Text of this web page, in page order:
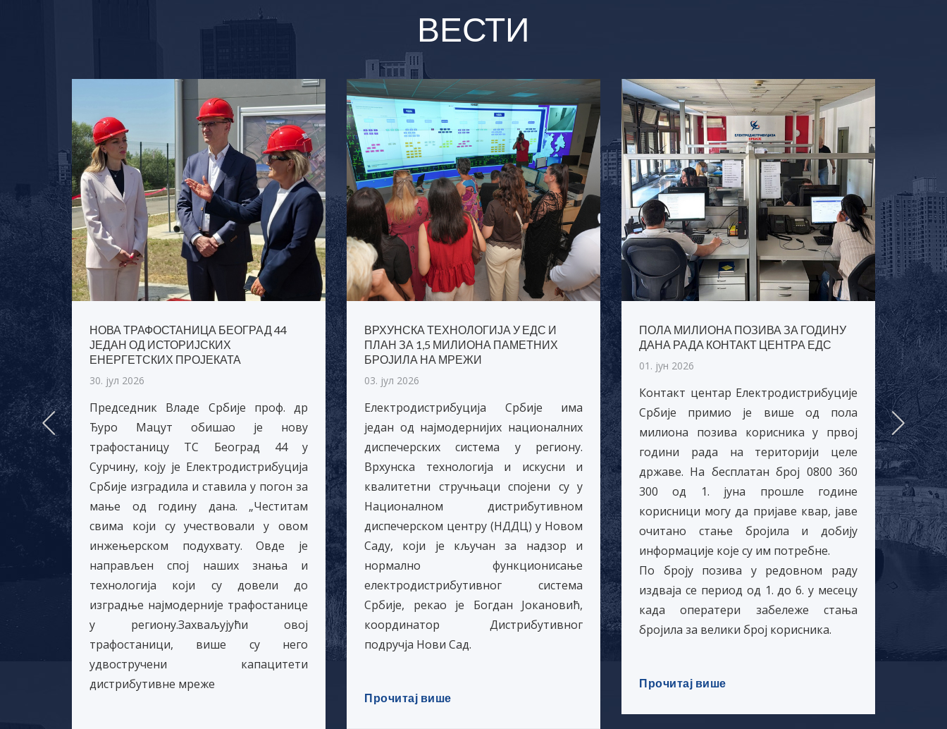
ВЕСТИ
28.
да
НОВА ТРАФОСТАНИЦА БЕОГРАД 44
ЈЕДАН ОД ИСТОРИЈСКИХ
ЕНЕРГЕТСКИХ ПРОЈЕКАТА
30. јул 2026
Председник Владе Србије проф. др
Ђуро Мацут обишао је нову
трафостаницу ТС Београд 44 у
Сурчину, коју је Електродистрибуција
Србије изградила и ставила у погон за
мање од годину дана. „Честитам
свима који су учествовали у овом
инжењерском подухвату. Овде је
направљен спој наших знања и
технологија који су довели до
изградње најмодерније трафостанице
у региону.Захваљујући овој
трафостаници, више су него
удвостручени капацитети
дистрибутивне мреже
ВРХУНСКА ТЕХНОЛОГИЈА У ЕДС И
ПЛАН ЗА 1,5 МИЛИОНА ПАМЕТНИХ
БРОЈИЛА НА МРЕЖИ
03. јул 2026
Електродистрибуција Србије има
један од најмодернијих националних
диспечерских система у региону.
Врхунска технологија и искусни и
квалитетни стручњаци спојени су у
Националном дистрибутивном
диспечерском центру (НДДЦ) у Новом
Саду, који је кључан за надзор и
нормално функционисање
електродистрибутивног система
Србије, рекао је Богдан Јокановић,
координатор Дистрибутивног
подручја Нови Сад.
Прочитај више
ПОЛА МИЛИОНА ПОЗИВА ЗА ГОДИНУ
ДАНА РАДА КОНТАКТ ЦЕНТРА ЕДС
01. јун 2026
Контакт центар Електродистрибуције
Србије примио је више од пола
милиона позива корисника у првој
години рада на територији целе
државе. На бесплатан број 0800 360
300 од 1. јуна прошле године
корисници могу да пријаве квар, јаве
очитано стање бројила и добију
информације које су им потребне.
По броју позива у редовном раду
издваја се период од 1. до 6. у месецу
када оператери забележе стања
бројила за велики број корисника.
Прочитај више
30.
за